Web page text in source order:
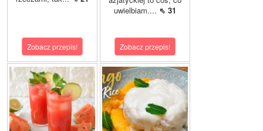
Zobacz przepis!
uwielbiam.... ⇖ 31
Zobacz przepis!